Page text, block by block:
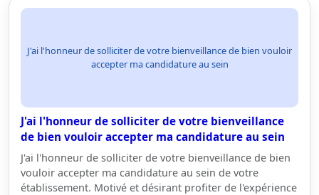
J'ai l'honneur de solliciter de votre bienveillance de bien vouloir
accepter ma candidature au sein
J'ai l'honneur de solliciter de votre bienveillance
de bien vouloir accepter ma candidature au sein
J'ai l'honneur de solliciter de votre bienveillance de bien
vouloir accepter ma candidature au sein de votre
établissement. Motivé et désirant profiter de l'expérience